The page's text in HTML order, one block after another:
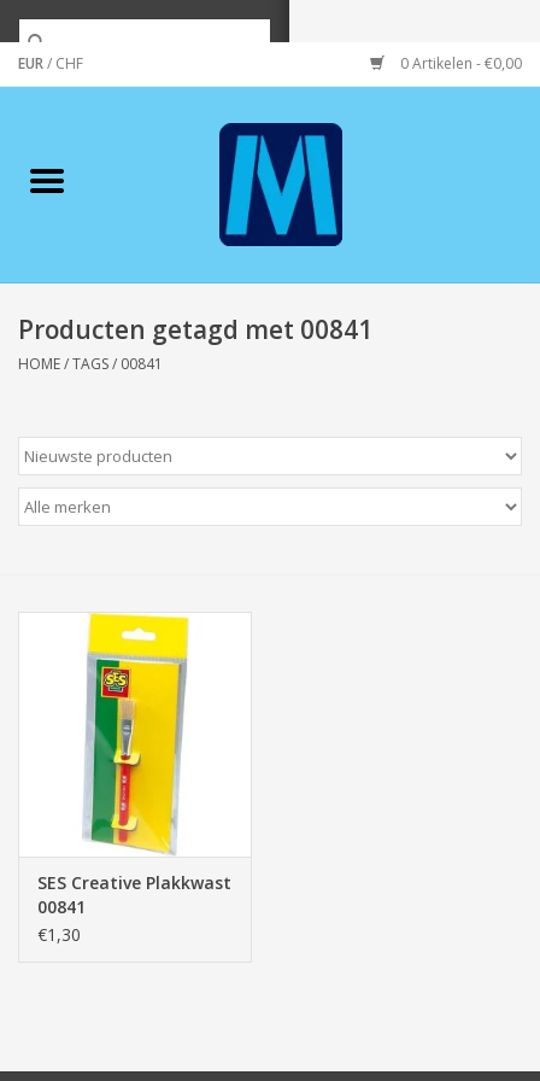
EUR/ CHF 0 Artikelen - €0,00
Merken
Wonen/koken/huishouden
Wenskaarten
Zeeuws/Streek
Baby & Peuter
Speelgoed & hobby
Cadeau & feest
Producten getagd met 00841
HOME/TAGS/ 00841
SES Creative Plakkwast
00841
€1,30